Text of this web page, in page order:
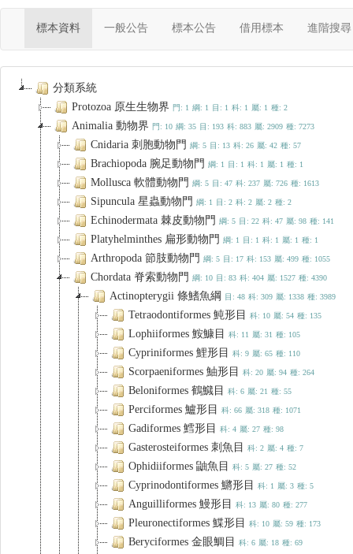
標本資料(current)一般公告 標本公告 借用標本 進階搜尋
分類系統
Protozoa 原生生物界 門: 1 綱: 1 目: 1 科: 1 屬: 1 種: 2
Animalia 動物界 門: 10 綱: 35 目: 193 科: 883 屬: 2909 種: 7273
Cnidaria 刺胞動物門 綱: 5 目: 13 科: 26 屬: 42 種: 57
Brachiopoda 腕足動物門 綱: 1 目: 1 科: 1 屬: 1 種: 1
Mollusca 軟體動物門 綱: 5 目: 47 科: 237 屬: 726 種: 1613
Sipuncula 星蟲動物門 綱: 1 目: 2 科: 2 屬: 2 種: 2
Echinodermata 棘皮動物門 綱: 5 目: 22 科: 47 屬: 98 種: 141
Platyhelminthes 扁形動物門 綱: 1 目: 1 科: 1 屬: 1 種: 1
Arthropoda 節肢動物門 綱: 5 目: 17 科: 153 屬: 499 種: 1055
Chordata 脊索動物門 綱: 10 目: 83 科: 404 屬: 1527 種: 4390
Actinopterygii 條鰭魚綱 目: 48 科: 309 屬: 1338 種: 3989
Tetraodontiformes 魨形目 科: 10 屬: 54 種: 135
Lophiiformes 鮟鱇目 科: 11 屬: 31 種: 105
Cypriniformes 鯉形目 科: 9 屬: 65 種: 110
Scorpaeniformes 鮋形目 科: 20 屬: 94 種: 264
Beloniformes 鶴鱵目 科: 6 屬: 21 種: 55
Perciformes 鱸形目 科: 66 屬: 318 種: 1071
Gadiformes 鱈形目 科: 4 屬: 27 種: 98
Gasterosteiformes 刺魚目 科: 2 屬: 4 種: 7
Ophidiiformes 鼬魚目 科: 5 屬: 27 種: 52
Cyprinodontiformes 鱂形目 科: 1 屬: 3 種: 5
Anguilliformes 鰻形目 科: 13 屬: 80 種: 277
Pleuronectiformes 鰈形目 科: 10 屬: 59 種: 173
Beryciformes 金眼鯛目 科: 6 屬: 18 種: 69